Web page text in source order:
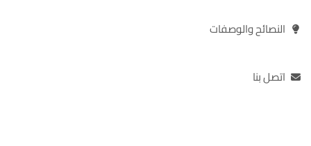
النصائح والوصفات
اتصل بنا